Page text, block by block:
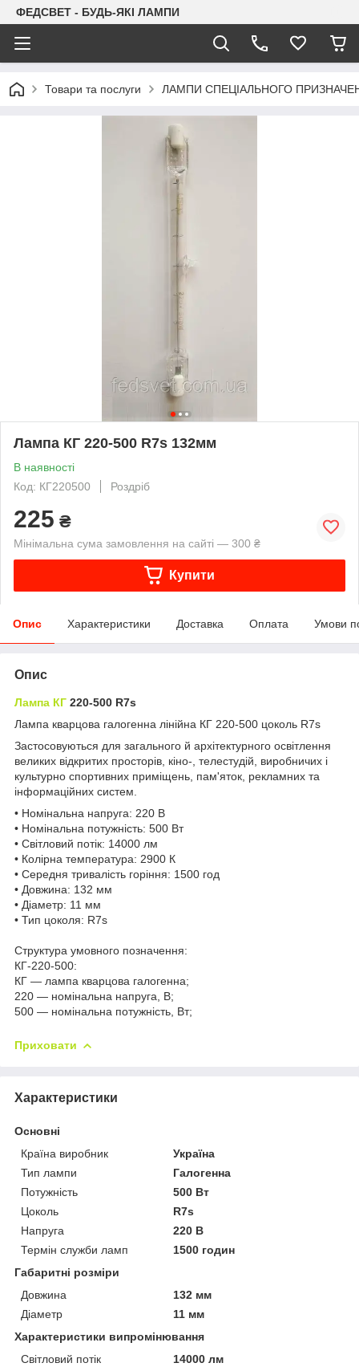
ФЕДСВЕТ - БУДЬ-ЯКІ ЛАМПИ
Товари та послуги ЛАМПИ СПЕЦІАЛЬНОГО
Лампа КГ 220-500 R7s 132мм
В наявності
Код: КГ220500
Роздріб
225 ₴
Мінімальна сума замовлення на сайті — 300 ₴
Купити
Опис Характеристики Доставка Оплата Умови
Опис
Лампа КГ 220-500 R7s
Лампа кварцова галогенна лінійна КГ 220-500 цоколь R7s
Застосовуються для загального й архітектурного освітлення
великих відкритих просторів, кіно-, телестудій, виробничих і
культурно спортивних приміщень, пам'яток, рекламних та
інформаційних систем.
• Номінальна напруга: 220 В
• Номінальна потужність: 500 Вт
• Світловий потік: 14000 лм
• Колірна температура: 2900 К
• Середня тривалість горіння: 1500 год
• Довжина: 132 мм
• Діаметр: 11 мм
• Тип цоколя: R7s
Структура умовного позначення:
КГ-220-500:
КГ — лампа кварцова галогенна;
220 — номінальна напруга, В;
500 — номінальна потужність, Вт;
Приховати
Характеристики
Основні
Країна виробник
Україна
Тип лампи
Галогенна
Потужність
500 Вт
Цоколь
R7s
Напруга
220 В
Термін служби ламп
1500 годин
Габаритні розміри
Довжина
132 мм
Діаметр
11 мм
Характеристики випромінювання
Світловий потік
14000 лм